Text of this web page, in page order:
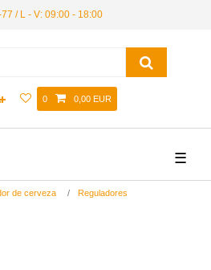
/ L - V: 09:00 - 18:00
0 0,00 EUR
☰
de cerveza
Reguladores